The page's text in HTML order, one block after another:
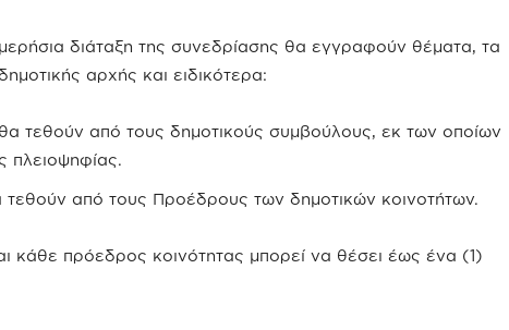
διάταξη της συνεδρίασης θα εγγραφούν θέματα, τα
αρχής και ειδικότερα:
τεθούν από τους δημοτικούς συμβούλους, εκ των οποίων
πλειοψηφίας.
από τους Προέδρους των δημοτικών κοινοτήτων.
κάθε πρόεδρος κοινότητας μπορεί να θέσει έως ένα (1)